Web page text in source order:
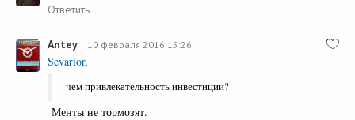
Ответить
Antey 10 февраля 2016 15:26
Sevarior,
чем привлекательность инвестиции?
Менты не тормозят.